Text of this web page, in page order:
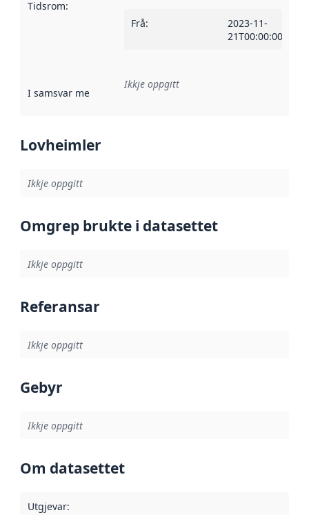
Tidsrom:
Frå:
2023-11-
21T00:00:00Z
I samsvar med Referanse til ei implementeringsregel eller
Ikkje oppgitt
Lovheimler
Ikkje oppgitt
Omgrep brukte i datasettet
Ikkje oppgitt
Referansar
Ikkje oppgitt
Gebyr
Ikkje oppgitt
Om datasettet
Utgjevar: